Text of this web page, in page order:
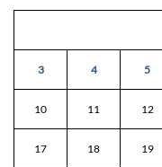
3 4 5
10 11 12
17 18 19